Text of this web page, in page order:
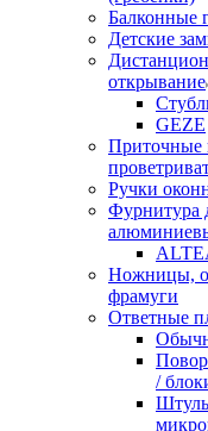
Балконные
Детские
открывание
GEZE
Приточные
Ручки
Фурнитура
Ножницы,
фрамуги
Ответные
/